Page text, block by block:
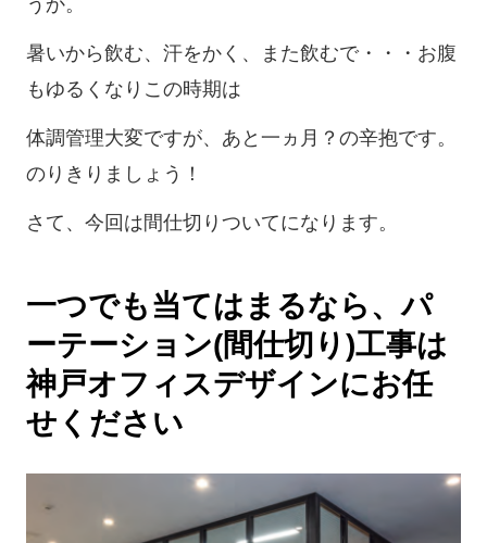
うか。
暑いから飲む、汗をかく、また飲むで・・・お腹
もゆるくなりこの時期は
体調管理大変ですが、あと一ヵ月？の辛抱です。
のりきりましょう！
さて、今回は間仕切りついてになります。
一つでも当てはまるなら、パ
ーテーション(間仕切り)工事は
神戸オフィスデザインにお任
せください